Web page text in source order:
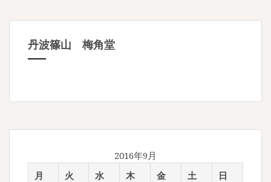
丹波篠山 梅角堂
2016年9月
月
火 水 木 金 土 日